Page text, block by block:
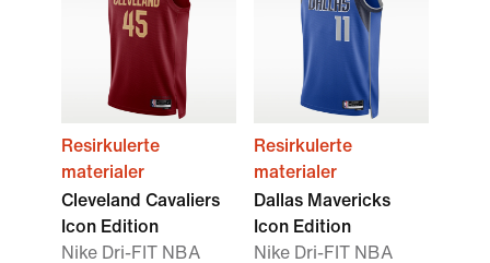
Resirkulerte
materialer
Cleveland Cavaliers
Icon Edition
Nike Dri-FIT NBA
Resirkulerte
materialer
Dallas Mavericks
Icon Edition
Nike Dri-FIT NBA